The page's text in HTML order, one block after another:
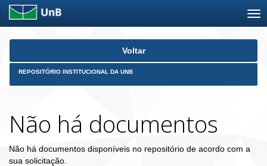
Skip
Voltar
REPOSITÓRIO INSTITUCIONAL DA UNB
Não há documentos
Não há documentos disponíveis no repositório de acordo com a
sua solicitação.